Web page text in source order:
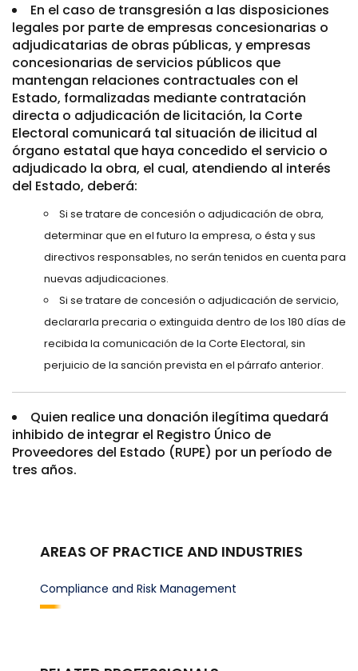
En el caso de transgresión a las disposiciones
legales por parte de empresas concesionarias o
adjudicatarias de obras públicas, y empresas
concesionarias de servicios públicos que
mantengan relaciones contractuales con el
Estado, formalizadas mediante contratación
directa o adjudicación de licitación, la Corte
Electoral comunicará tal situación de ilicitud al
órgano estatal que haya concedido el servicio o
adjudicado la obra, el cual, atendiendo al interés
del Estado, deberá:
Si se tratare de concesión o adjudicación de obra,
determinar que en el futuro la empresa, o ésta y sus
directivos responsables, no serán tenidos en cuenta para
nuevas adjudicaciones.
Si se tratare de concesión o adjudicación de servicio,
declararla precaria o extinguida dentro de los 180 días de
recibida la comunicación de la Corte Electoral, sin
perjuicio de la sanción prevista en el párrafo anterior.
Quien realice una donación ilegítima quedará
inhibido de integrar el Registro Único de
Proveedores del Estado (RUPE) por un período de
tres años.
AREAS OF PRACTICE AND INDUSTRIES
Compliance and Risk Management